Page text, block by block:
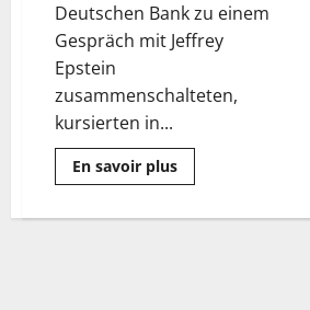
Deutschen Bank zu einem
Gespräch mit Jeffrey
Epstein
zusammenschalteten,
kursierten in...
En savoir plusMehr
Informationen
über